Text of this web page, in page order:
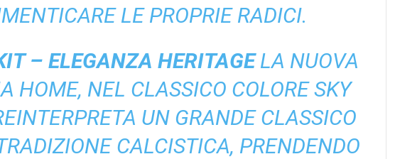
LE PROPRIE RADICI.
– ELEGANZA HERITAGELA NUOVA
HOME, NEL CLASSICO COLORE SKY
UN GRANDE CLASSICO
CALCISTICA, PRENDENDO